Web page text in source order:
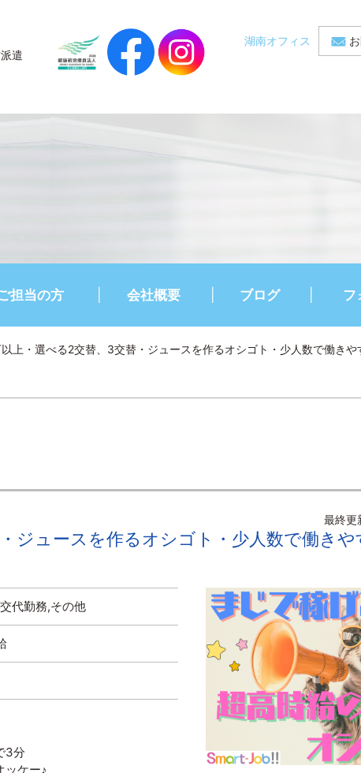
遣
湖南オフィス
担当の方 会社概要 ブログ フ
以上・選べる2交替、3交替・ジュースを作るオシゴト・少人数で働き
最終
ジュースを作るオシゴト・少人数で働き
代勤務,その他
分
ケー♪